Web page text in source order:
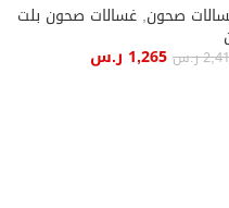
صحون, غسالات صحون بلت
ر.س 1,265 ر.س